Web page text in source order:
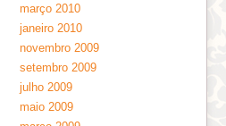
março 2010
janeiro 2010
novembro 2009
setembro 2009
julho 2009
maio 2009